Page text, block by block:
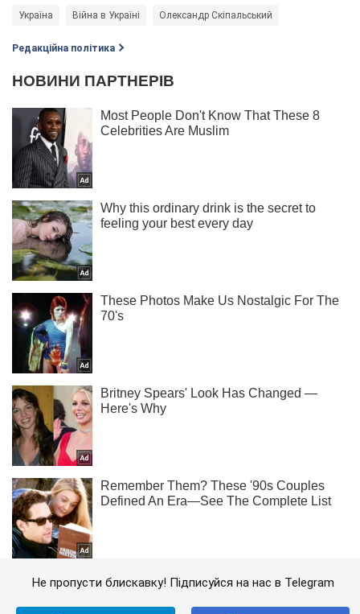
Україна Війна в Україні Олександр Скіпальський
Редакційна політика
Не пропусти блискавку! Підписуйся на нас в Telegram